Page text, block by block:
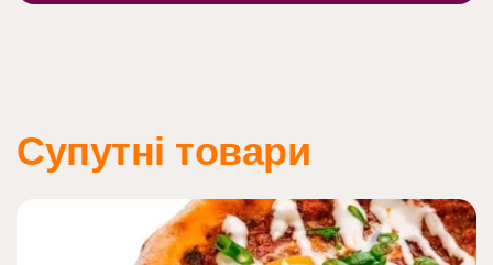
Супутні товари